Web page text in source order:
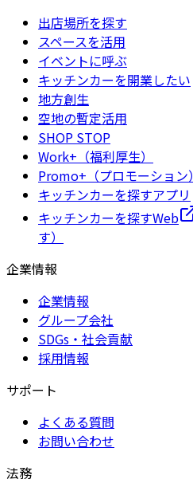
出店場所を探す
スペースを活用
イベントに呼ぶ
キッチンカーを開業したい
地方創生
空地の暫定活用
SHOP STOP
Work+（福利厚生）
Promo+（プロモーション）
キッチンカーを探すアプリ
キッチンカーを探すWeb
す）
企業情報
企業情報
グループ会社
SDGs・社会貢献
採用情報
サポート
よくある質問
お問い合わせ
法務